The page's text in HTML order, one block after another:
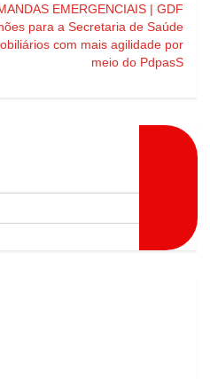
EMERGENCIAIS | GDF
para a Secretaria de Saúde
com mais agilidade por
meio do PdpasS